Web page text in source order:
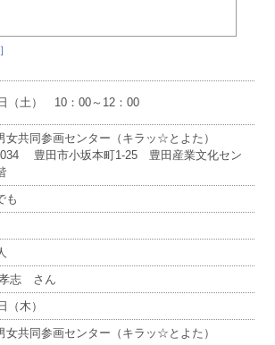
（土） 10：00～12：00
女共同参画センター（キラッ☆とよた）
豊田市小坂本町1-25 豊田産業文化セン
も
孝志 さん
（木）
女共同参画センター（キラッ☆とよた）